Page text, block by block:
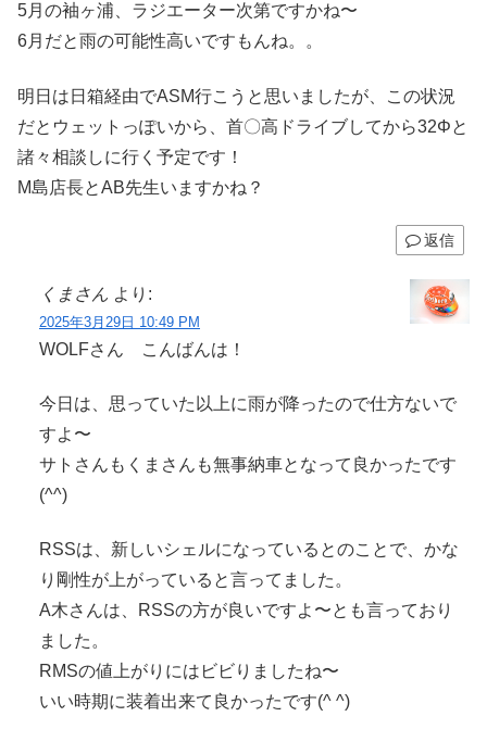
5月の袖ヶ浦、ラジエーター次第ですかね〜
6月だと雨の可能性高いですもんね。。
明日は日箱経由でASM行こうと思いましたが、この状況
だとウェットっぽいから、首〇高ドライブしてから32Φと
諸々相談しに行く予定です！
M島店長とAB先生いますかね？
返信
くまさん より:
2025年3月29日 10:49 PM
WOLFさん こんばんは！
今日は、思っていた以上に雨が降ったので仕方ないで
すよ〜
サトさんもくまさんも無事納車となって良かったです
(^^)
RSSは、新しいシェルになっているとのことで、かな
り剛性が上がっていると言ってました。
A木さんは、RSSの方が良いですよ〜とも言っており
ました。
RMSの値上がりにはビビりましたね〜
いい時期に装着出来て良かったです(^ ^)